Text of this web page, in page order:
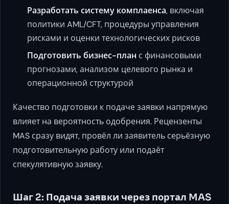
Разработать систему комплаенса, включая
политики AML/CFT, процедуры управления
рисками и оценки технологических рисков
Подготовить бизнес-план с финансовыми
прогнозами, анализом целевого рынка и
операционной структурой
Качество подготовки к подаче заявки напрямую
влияет на вероятность одобрения. Рецензенты
MAS сразу видят, провёл ли заявитель серьёзную
подготовительную работу или подаёт
спекулятивную заявку.
Шаг 2: Подача заявки через портал MAS